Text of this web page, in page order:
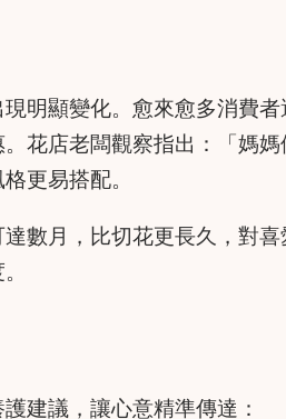
明顯變化。愈來愈多消費者
花店老闆觀察指出：「媽
更易搭配。
數月，比切花更長久，對
建議，讓心意精準傳達：